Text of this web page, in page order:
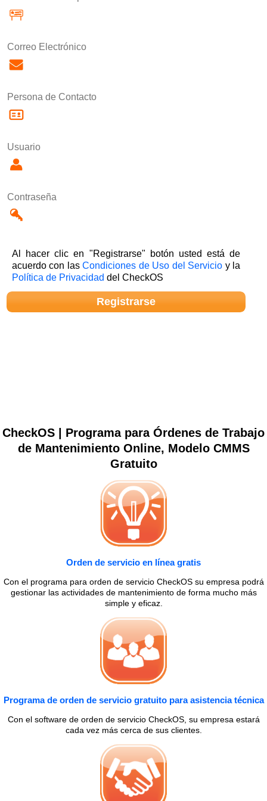
Correo Electrónico
Persona de Contacto
Usuario
Contraseña
Al hacer clic en "Registrarse" botón usted está de
acuerdo con lasCondiciones de Uso del Servicio y la
Política de Privacidad del CheckOS
CheckOS | Programa para Órdenes de Trabajo
de Mantenimiento Online, Modelo CMMS
Gratuito
Orden de servicio en línea gratis
Con el programa para orden de servicio CheckOS su empresa podrá
gestionar las actividades de mantenimiento de forma mucho más
simple y eficaz.
Programa de orden de servicio gratuito para asistencia técnica
Con el software de orden de servicio CheckOS, su empresa estará
cada vez más cerca de sus clientes.